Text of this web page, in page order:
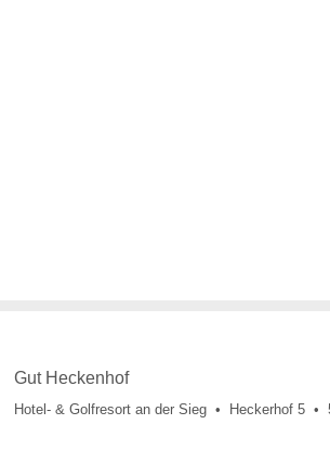
Gut Heckenhof
Hotel- & Golfresort an der Sieg • Heckerhof 5 •